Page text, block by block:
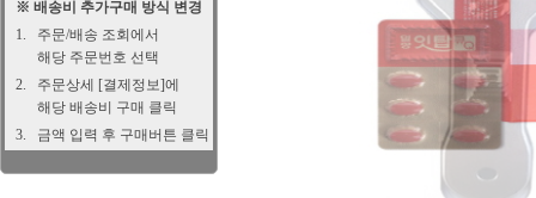
※ 배송비 추가구매 방식 변경
1.
주문/배송 조회에서
해당 주문번호 선택
2.
주문상세 [결제정보]에
해당 배송비 구매 클릭
3.
금액 입력 후 구매버튼 클릭